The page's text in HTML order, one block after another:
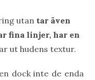
utan tar även
fina linjer, har en
ut hudens textur.
dock inte de enda